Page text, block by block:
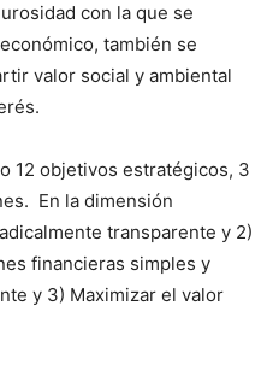
con la que se
también se
valor social y ambiental
12 objetivos estratégicos, 3
En la dimensión
transparente y 2)
financieras simples y
y 3) Maximizar el valor